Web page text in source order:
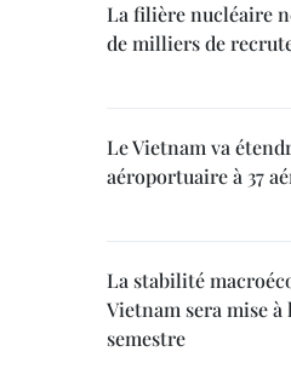
La filière nucléaire
de milliers de
Le Vietnam va
aéroportuaire à 37
La stabilité
Vietnam sera mise à
semestre